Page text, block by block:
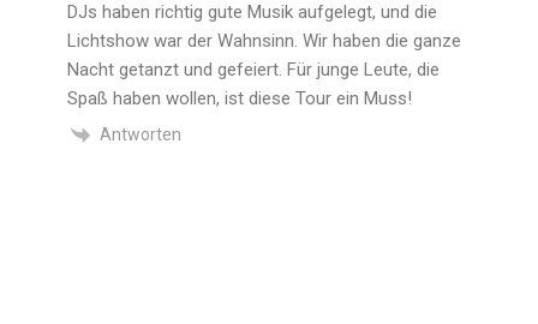
DJs haben richtig gute Musik aufgelegt, und die
Lichtshow war der Wahnsinn. Wir haben die ganze
Nacht getanzt und gefeiert. Für junge Leute, die
Spaß haben wollen, ist diese Tour ein Muss!
Antworten